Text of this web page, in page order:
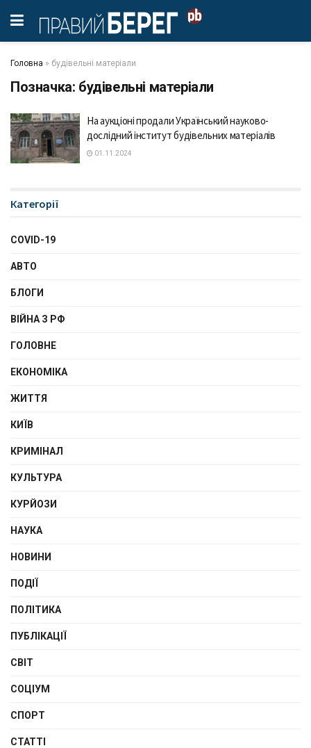
Головна » будівельні матеріали
Позначка: будівельні матеріали
На аукціоні продали Український науково-
дослідний інститут будівельних матеріалів
01.11.2024
Категорії
COVID-19
АВТО
БЛОГИ
ВІЙНА З РФ
ГОЛОВНЕ
ЕКОНОМІКА
ЖИТТЯ
КИЇВ
КРИМІНАЛ
КУЛЬТУРА
КУРЙОЗИ
НАУКА
НОВИНИ
ПОДІЇ
ПОЛІТИКА
ПУБЛІКАЦІЇ
СВІТ
СОЦІУМ
СПОРТ
СТАТТІ